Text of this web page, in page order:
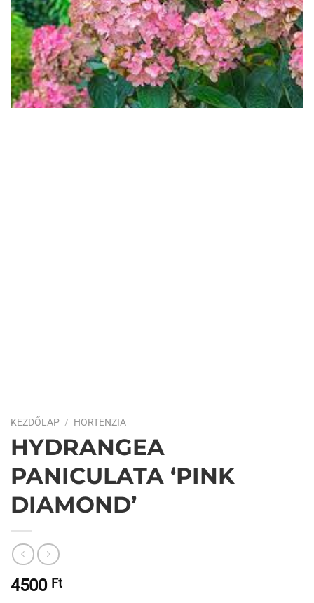
KEZDŐLAP / HORTENZIA
HYDRANGEA
PANICULATA ‘PINK
DIAMOND’
4500 Ft